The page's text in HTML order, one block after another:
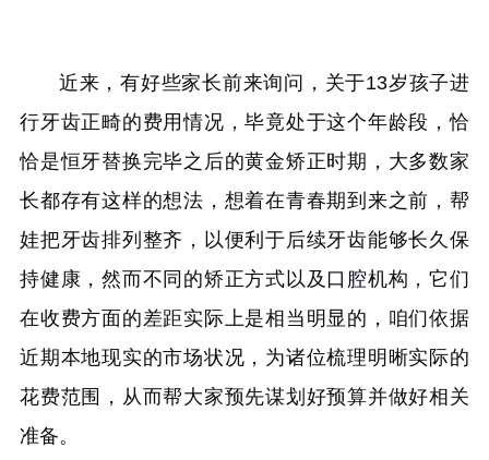
近来，有好些家长前来询问，关于13岁孩子进
行牙齿正畸的费用情况，毕竟处于这个年龄段，恰
恰是恒牙替换完毕之后的黄金矫正时期，大多数家
长都存有这样的想法，想着在青春期到来之前，帮
娃把牙齿排列整齐，以便利于后续牙齿能够长久保
持健康，然而不同的矫正方式以及 口腔机构，它们
在收费方面的差距实际上是相当明显的，咱们依据
近期本地现实的市场状况，为诸位梳理明晰实际的
花费范围，从而帮大家预先谋划好预算并做好相关
准备。